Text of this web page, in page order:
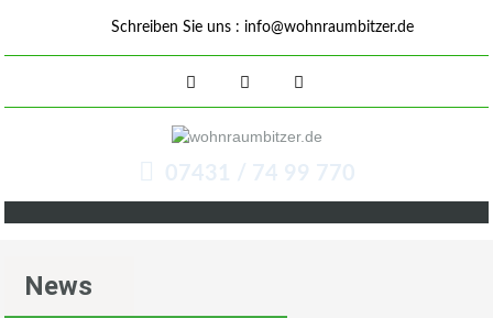
Schreiben Sie uns : info@wohnraumbitzer.de
07431 / 74 99 770
News